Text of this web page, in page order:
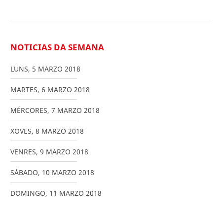
NOTICIAS DA SEMANA
LUNS, 5 MARZO 2018
MARTES, 6 MARZO 2018
MÉRCORES, 7 MARZO 2018
XOVES, 8 MARZO 2018
VENRES, 9 MARZO 2018
SÁBADO, 10 MARZO 2018
DOMINGO, 11 MARZO 2018